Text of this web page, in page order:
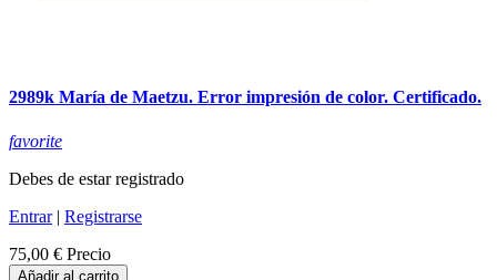
2989k María de Maetzu. Error impresión de color. Certificado.
favorite
Debes de estar registrado
Entrar| Registrarse
75,00 € Precio
Añadir al carrito